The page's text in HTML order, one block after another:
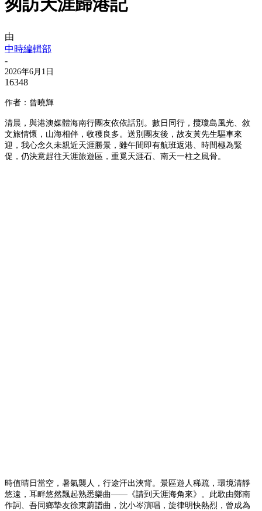
由
中時編輯部
-
2026年6月1日
16348
作者：曾曉輝
清晨，與港澳媒體海南行團友依依話別。數日同行，攬瓊島風光、敘
文旅情懷，山海相伴，收穫良多。送別團友後，故友黃先生驅車來
迎，我心念久未親近天涯勝景，雖午間即有航班返港、時間極為緊
促，仍決意趕往天涯旅遊區，重覓天涯石、南天一柱之風骨。
時值晴日當空，暑氣襲人，行途汗出浹背。景區遊人稀疏，環境清靜
悠遠，耳畔悠然飄起熟悉樂曲—— 《請到天涯海角來》。此歌由鄭南
作詞、吾同鄉摯友徐東蔚譜曲，沈小岑演唱，旋律明快熱烈，曾成為